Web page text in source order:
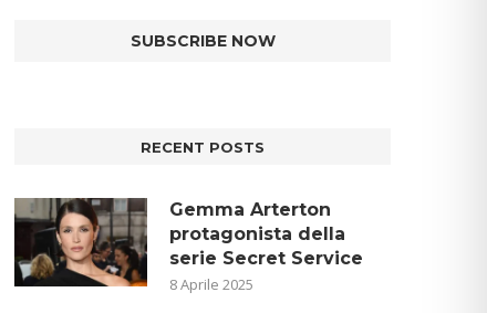
RECENT POSTS
Gemma Arterton
protagonista della
serie Secret Service
8 Aprile 2025